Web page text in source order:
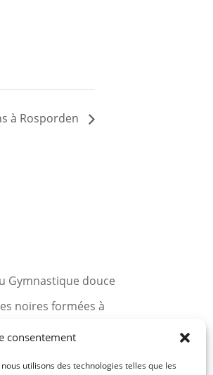
consentement
utilisons des technologies telles que les
à Rosporden
Gymnastique douce
noires formées à